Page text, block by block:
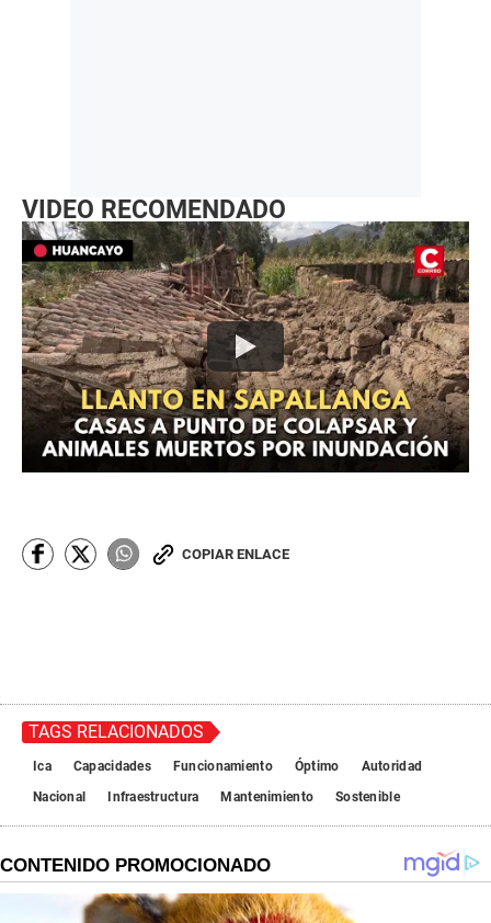
VIDEO RECOMENDADO
COPIAR ENLACE
TAGS RELACIONADOS
Ica Capacidades Funcionamiento Óptimo
Autoridad
Nacional
Infraestructura Mantenimiento Sostenible